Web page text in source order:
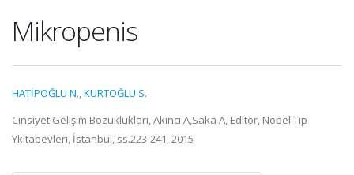
Mikropenis
HATİPOĞLU N.,KURTOĞLU S.
Cinsiyet Gelişim Bozuklukları, Akıncı A,Saka A, Editör, Nobel Tıp
Ykitabevleri, İstanbul, ss.223-241, 2015